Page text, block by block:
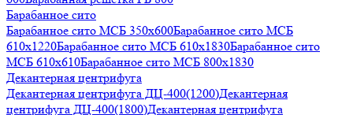
Барабанное сито
Барабанное сито МСБ 350x600Барабанное сито МСБ
610x1220Барабанное сито МСБ 610x1830Барабанное сито
МСБ 610x610Барабанное сито МСБ 800x1830
Декантерная центрифуга
Декантерная центрифуга ДЦ-400(1200)Декантерная
центрифуга ДЦ-400(1800)Декантерная центрифуга